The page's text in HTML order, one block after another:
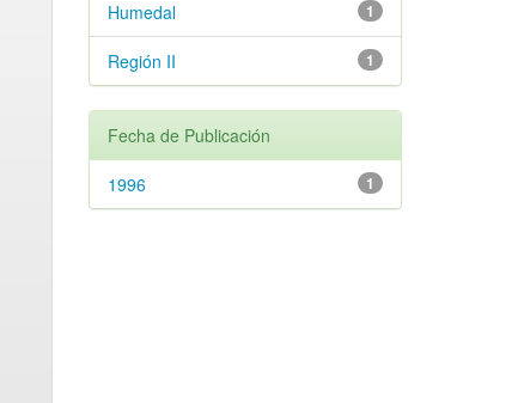
1
Humedal
1
Región II
Fecha de Publicación
1
1996